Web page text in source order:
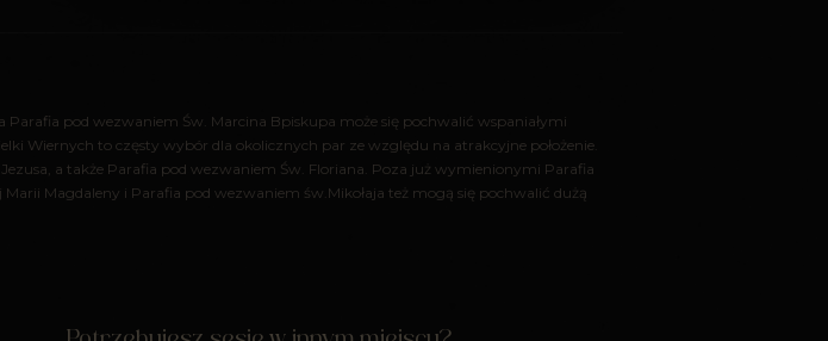
pod wezwaniem Św. Marcina Bpiskupa może się pochwalić wspaniałymi
Wiernych to częsty wybór dla okolicznych par ze względu na atrakcyjne położenie.
a także Parafia pod wezwaniem Św. Floriana. Poza już wymienionymi Parafia
Magdaleny i Parafia pod wezwaniem św.Mikołaja też mogą się pochwalić dużą